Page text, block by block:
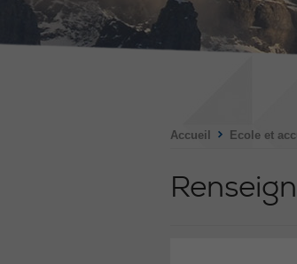
Accueil > Ecole et